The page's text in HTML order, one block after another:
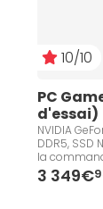
10/10
PC
d'essai)
NVIDIA
DDR5, SSD
la
3 349€